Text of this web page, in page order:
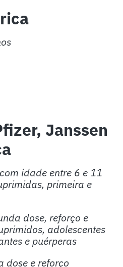
Janssen
idade entre 6 e 11
primeira e
dose, reforço e
adolescentes
e puérperas
dose e reforço